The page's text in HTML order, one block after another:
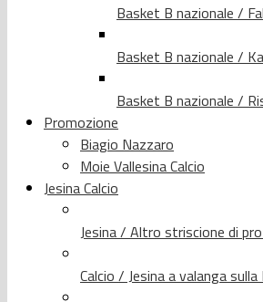
Basket B nazionale /
Basket B nazionale /
Basket B nazionale /
Promozione
Biagio Nazzaro
Moie Vallesina Calcio
Jesina Calcio
Jesina / Altro striscione di
Calcio / Jesina a valanga